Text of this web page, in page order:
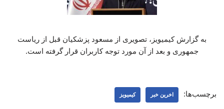
به گزارش کیمیویز، تصویری از مسعود پزشکیان قبل از ریاست
جمهوری و بعد از آن مورد توجه کاربران قرار گرفته است.
برچسب‌ها: اخرین خبر کیمیویز